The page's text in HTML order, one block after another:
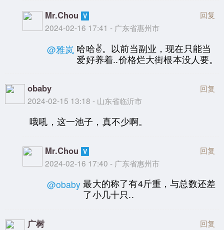
Mr.Chou
2024-02-16 17:41 - 广东省惠州市
回复
@雅岚 哈哈✌。以前当副业，现在只能当
爱好养着..价格烂大街根本没人要。
obaby
2024-02-15 13:18 - 山东省临沂市
回复
哦吼，这一池子，真不少啊。
Mr.Chou
2024-02-16 17:40 - 广东省惠州市
回复
@obaby 最大的称了有4斤重，与总数还差
了小几十只..
广树 回复